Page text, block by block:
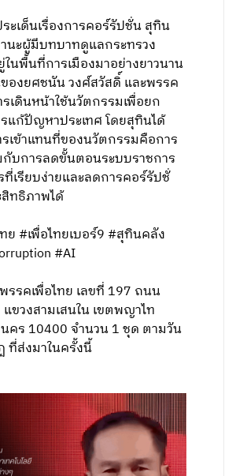
ะเด็นเรื่องการคอร์รัปชั่น สุทิน
นะผู้มีบทบาทดูแลกระทรวง
นพื้นที่การเมืองมาอย่างยาวนาน
องยศชนัน วงศ์สวัสดิ์ และพรรค
รเดินหน้าใช้นวัตกรรมเพื่อยก
แก้ปัญหาประเทศ โดยสุทินได้
เข้าแทนที่ของนวัตกรรมคือการ
กับการลดขั้นตอนระบบราชการ
ที่เรียบง่ายและลดการคอร์รัปชั่
ทธิภาพได้
ย #เพื่อไทยเบอร์9 #สุทินคลัง
#AI
รรคเพื่อไทย เลขที่ 197 ถนน
ขวงสามเสนใน เขตพญาไท
คร 10400 จำนวน 1 ชุด ตามวัน
ที่ส่งมาในครั้งนี้